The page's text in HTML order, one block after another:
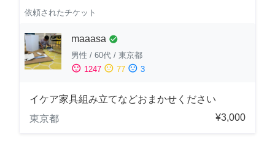
依頼されたチケット
maaasa check_circle
男性 / 60代 / 東京都
sentiment_satisfied 1247 sentiment_neutral 77 sentiment_dissatisfied 3
イケア家具組み立てなどおまかせください
東京都
¥3,000